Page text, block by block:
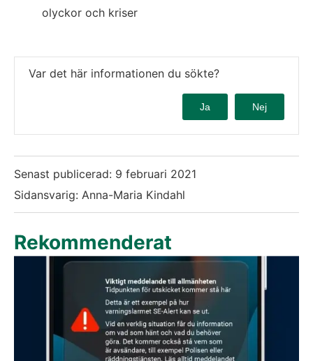
olyckor och kriser
Var det här informationen du sökte?
Ja Nej
Senast publicerad: 9 februari 2021
Sidansvarig: Anna-Maria Kindahl
Rekommenderat